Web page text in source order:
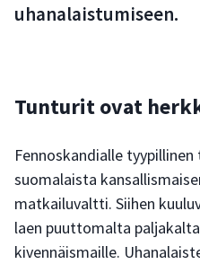
uhanalaistumiseen.
Tunturit ovat
Fennoskandialle
suomalaista
matkailuvaltti. Siihen
laen puuttomalta
kivennäismaille.